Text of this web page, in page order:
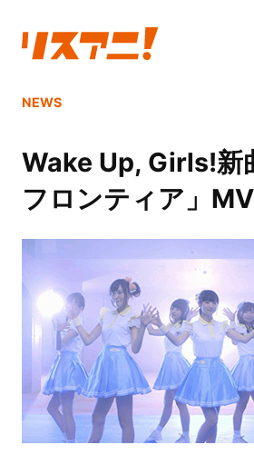
NEWS
Wake Up, Girls!新
フロンティア」MV